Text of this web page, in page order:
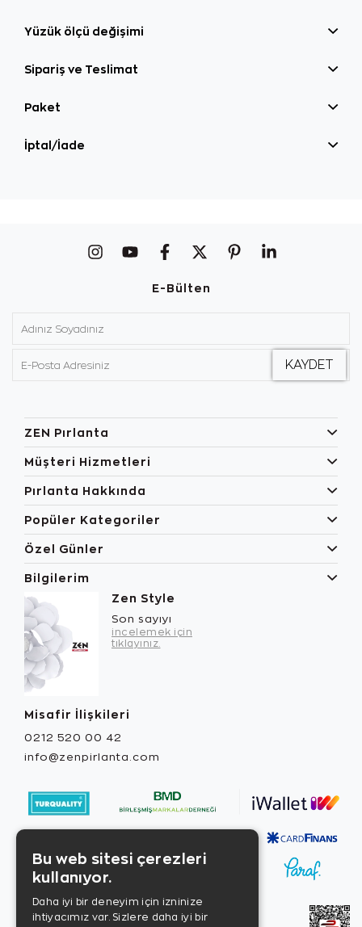
Yüzük ölçü değişimi
Sipariş ve Teslimat
Paket
İptal/İade
E-Bülten
ZEN Pırlanta
Müşteri Hizmetleri
Pırlanta Hakkında
Popüler Kategoriler
Özel Günler
Bilgilerim
Zen Style
Son sayıyı
incelemek için
tıklayınız.
Misafir İlişkileri
0212 520 00 42
info@zenpirlanta.com
Bu web sitesi çerezleri
kullanıyor.
Daha iyi bir deneyim için izninize
ihtiyacımız var. Sizlere daha iyi bir